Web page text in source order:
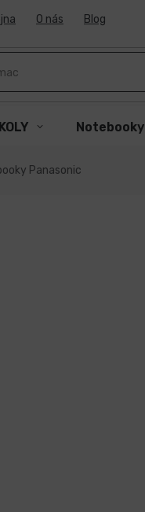
O nás Blog
Notebooky
Panasonic